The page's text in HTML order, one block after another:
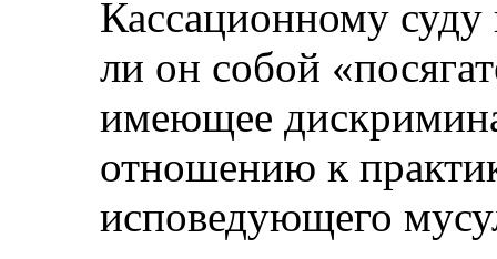
Кассационному суду
ли он собой
имеющее
отношению к
исповедующего